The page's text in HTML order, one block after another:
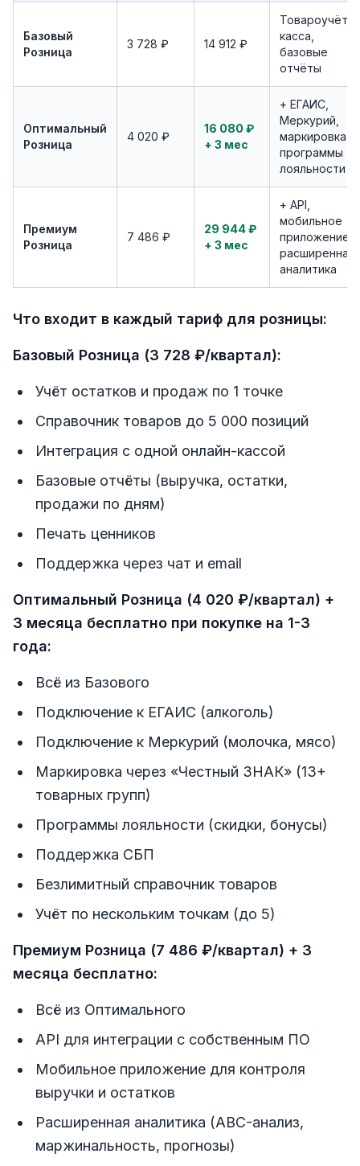
Базовый
Розница
3 728 ₽ 14 912 ₽
Товароучёт,
касса,
базовые
отчёты
Оптимальный
Розница
4 020 ₽
16 080 ₽
+ 3 мес
+ ЕГАИС,
Меркурий,
маркировка,
программы
лояльности
Премиум
Розница
7 486 ₽
29 944 ₽
+ 3 мес
+ API,
мобильное
приложение,
расширенная
аналитика
Что входит в каждый тариф для розницы:
Базовый Розница (3 728 ₽/квартал):
Учёт остатков и продаж по 1 точке
Справочник товаров до 5 000 позиций
Интеграция с одной онлайн-кассой
Базовые отчёты (выручка, остатки,
продажи по дням)
Печать ценников
Поддержка через чат и email
Оптимальный Розница (4 020 ₽/квартал) +
3 месяца бесплатно при покупке на 1-3
года:
Всё из Базового
Подключение к ЕГАИС (алкоголь)
Подключение к Меркурий (молочка, мясо)
Маркировка через «Честный ЗНАК» (13+
товарных групп)
Программы лояльности (скидки, бонусы)
Поддержка СБП
Безлимитный справочник товаров
Учёт по нескольким точкам (до 5)
Премиум Розница (7 486 ₽/квартал) + 3
месяца бесплатно:
Всё из Оптимального
API для интеграции с собственным ПО
Мобильное приложение для контроля
выручки и остатков
Расширенная аналитика (ABC-анализ,
маржинальность, прогнозы)